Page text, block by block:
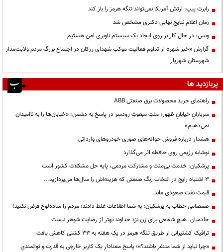
رابرت پیپ: ارتش آمریکا نمی‌تواند تنگه هرمز را باز کند
زمان اعلام نتایج نهایی دکتری مشخص شد
ونس: در حال کار بر روی ایجاد یک سیستم ناوبری امن هستیم
گزارش «خبر شهر» از تداوم فعالیت موکب شهدای رزکان در اجتماع بزرگ مردم ولایت‌مدار
شهرستان شهریار
پربازدید ها
راهنمای خرید محصولات برق صنعتی ABB
سربازانِ خیابانِ ظهور؛ ملتِ مبعوثِ رودسر در پاسخ به دشمن: «خیابان‌ها را به ناامیدان
نمی‌دهیم»
هشدار درباره فروش حواله‌های صوری خودروهای وارداتی
نوشابه رژیمی روی حافظه اثر می‌گذارد
پزشکیان: خدمت بی‌منت و مشارکت مردمی، پایه حل مشکلات کشور است
3 اشتباه رایج در انتخاب رنگ صنعتی که هزینه‌اش را سال‌ها می‌پردازید...
قیمت نفت صعودی ماند
صمصامی خطاب به پزشکیان: به شما اطلاعات غلط دادند؛ مردم را ساده‌لوح فرض نکنید!
خادمیان: هیچ شفیعی برای زن نزد خداوند بهتر از رضایت شوهر نیست
ترافیک کشتیرانی از طریق تنگه هرمز در یک هفته به ۳۳ کشتی کاهش یافت
«چرا نباید از شما متنفر باشند؟»؛ پاسخ معنادار یک کاربر خارجی به قدرت و توانمندی